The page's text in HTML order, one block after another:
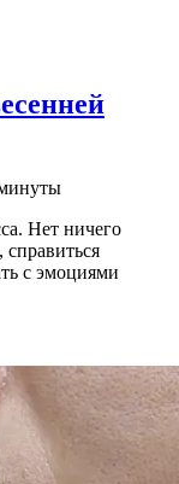
Нет ничего
с эмоциями